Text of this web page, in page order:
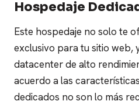
Hospedaje
Este hospedaje no solo te
exclusivo para tu sitio web,
datacenter de alto
acuerdo a las
dedicados no son lo más